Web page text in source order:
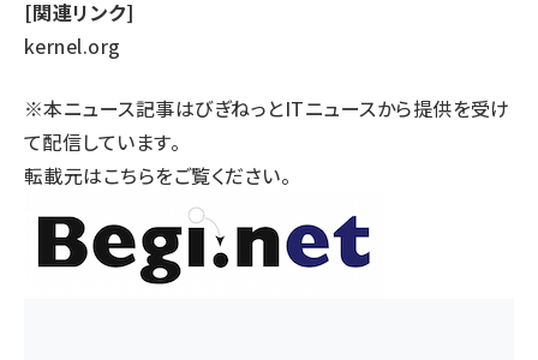
[関連リンク]
kernel.org
※本ニュース記事はびぎねっとITニュースから提供を受け
て配信しています。
転載元はこちらをご覧ください。